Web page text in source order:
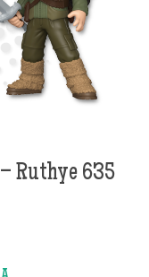
Ruthye 635